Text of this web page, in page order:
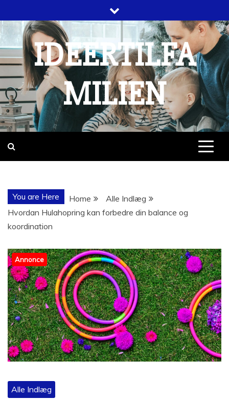
to
content
IDEERTILFA
MILIEN
You are Here Home
Alle Indlæg
Hvordan Hulahopring kan forbedre din balance og
koordination
Annonce
Alle Indlæg